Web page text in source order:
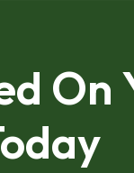
On